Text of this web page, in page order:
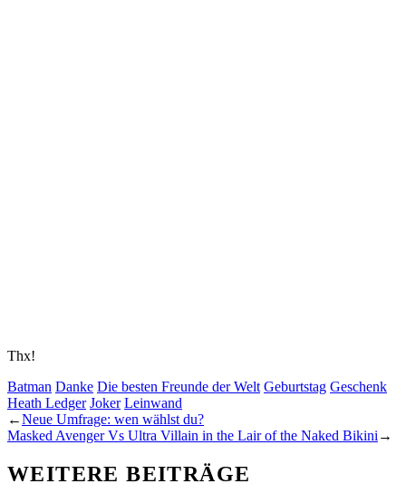
Thx!
Batman Danke Die besten Freunde der Welt Geburtstag Geschenk
Heath Ledger Joker Leinwand
←Neue Umfrage: wen wählst du?
Masked Avenger Vs Ultra Villain in the Lair of the Naked Bikini →
WEITERE BEITRÄGE